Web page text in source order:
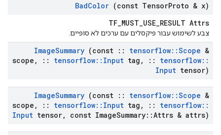
BadColor (const TensorProto & x)
TF_MUST_USE_RESULT Attrs
צבע לשימוש עבור פיקסלים עם ערכים לא סופיים.
ImageSummary (const :: tensorflow::Scope &
scope , :: tensorflow:: Input tag , :: tensorflow::
Input tensor)
ImageSummary (const :: tensorflow::Scope &
scope , :: tensorflow:: Input tag , :: tensorflow::
Input tensor, const ImageSummary::Attrs & attrs)